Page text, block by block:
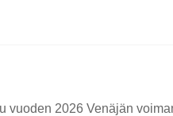
vuoden 2026 Venäjän